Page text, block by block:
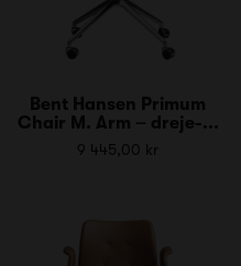
Bent Hansen Primum
Chair M. Arm – dreje-...
9 445,00 kr